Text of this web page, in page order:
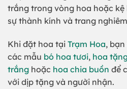
trắng trong vòng hoa hoặc kệ
sự thành kính và trang
Khi đặt hoa tại Trạm Hoa,
các mẫu bó hoa tươi, hoa
trắng hoặc hoa chia buồn để
với dịp tặng và người nhận.